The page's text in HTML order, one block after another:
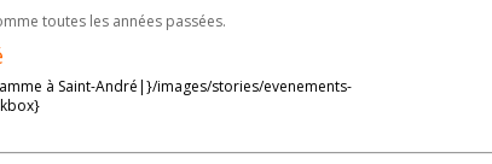
toutes les années passées.
à Saint-André|}/images/stories/evenements-